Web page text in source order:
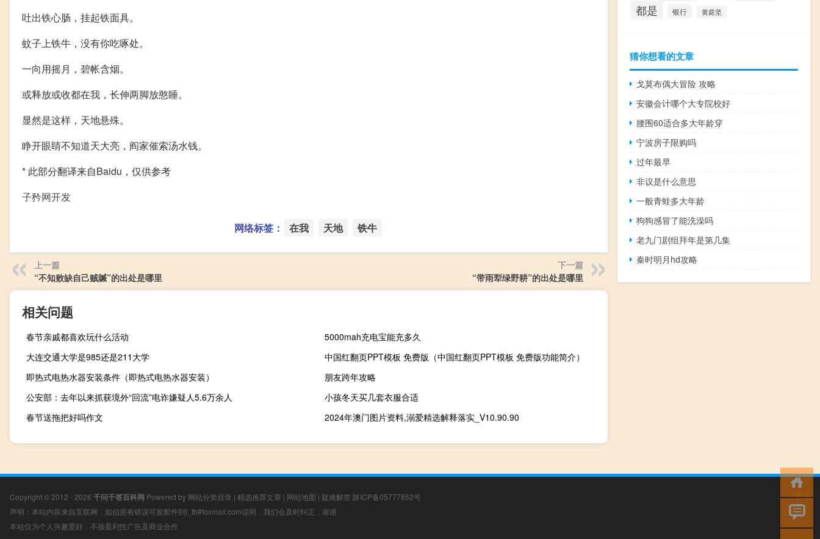
吐出铁心肠，挂起铁面具。
蚊子上铁牛，没有你吃啄处。
一向用摇月，碧帐含烟。
或释放或收都在我，长伸两脚放憨睡。
显然是这样，天地悬殊。
睁开眼睛不知道天大亮，阎家催索汤水钱。
* 此部分翻译来自Baidu，仅供参考
子矜网开发
网络标签： 在我 天地 铁牛
上一篇
“不知败缺自己贼贓”的出处是哪里
下一篇
“带雨犁绿野耕”的出处是哪里
相关问题
春节亲戚都喜欢玩什么活动
5000mah充电宝能充多久
大连交通大学是985还是211大学
中国红翻页PPT模板 免费版（中国红翻页PPT模板 免费版功能简介）
即热式电热水器安装条件（即热式电热水器安装）
朋友跨年攻略
公安部：去年以来抓获境外“回流”电诈嫌疑人5.6万余人
小孩冬天买几套衣服合适
春节送拖把好吗作文
2024年澳门图片资料,溺爱精选解释落实_V10.90.90
都是 银行 黄庭坚
猜你想看的文章
戈莫布偶大冒险 攻略
安徽会计哪个大专院校好
腰围60适合多大年龄穿
宁波房子限购吗
过年最早
非议是什么意思
一般青蛙多大年龄
狗狗感冒了能洗澡吗
老九门剧组拜年是第几集
秦时明月hd攻略
Copyright © 2012 - 2026 千问千答百科网 Powered by 网站分类目录 | 精选推荐文章 | 网站地图 | 疑难解答 陕ICP备05777852号
声明：本站内容来自互联网，如信息有错误可发邮件到f_fb#foxmail.com说明，我们会及时纠正，谢谢
本站仅为个人兴趣爱好，不接盈利性广告及商业合作
小男孩